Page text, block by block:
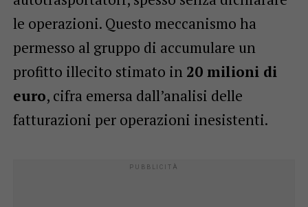
le operazioni. Questo meccanismo ha
permesso al gruppo di accumulare un
profitto illecito stimato in 20 milioni di
euro, cifra emersa dall’analisi delle
fatturazioni per operazioni inesistenti.